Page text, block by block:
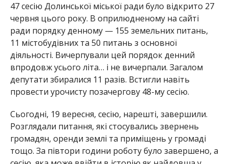
47 сесію Долинської міської ради було відкрито 27
червня цього року. В оприлюдненому на сайті
ради порядку денному — 155 земельних питань,
11 містобудівних та 50 питань з основної
діяльності. Вичерпували цей порядок денний
впродовж усього літа… і не вичерпали. Загалом
депутати збиралися 11 разів. Встигли навіть
провести урочисту позачергову 48-му сесію.
Сьогодні, 19 вересня, сесію, нарешті, завершили.
Розглядали питання, які стосувались звернень
громадян, оренди землі та приміщень у громаді
тощо. За півтори години роботу було завершено, а